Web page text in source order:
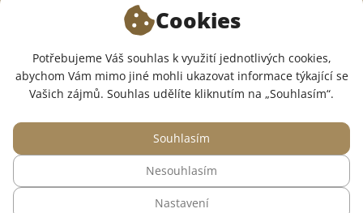
JSME V SOCIÁLNÍCH SÍTÍCH:
© 2015 — 2026, Internetový obchod se zdravotním oblečením InWhite.
Web vytvořilSago Group
Cookies
Potřebujeme Váš souhlas k využití jednotlivých cookies,
abychom Vám mimo jiné mohli ukazovat informace týkající se
Vašich zájmů. Souhlas udělíte kliknutím na „Souhlasím“.
Nastavení
Nesouhlasím
Souhlasím